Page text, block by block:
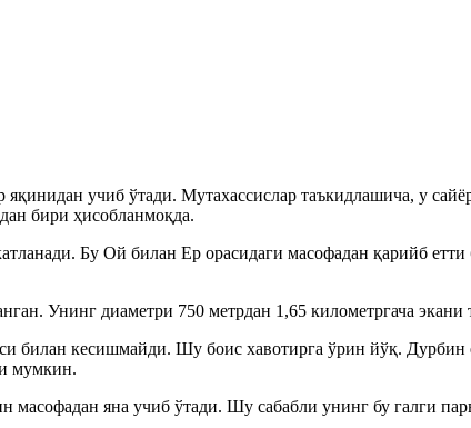
учиб ўтади. Мутахассислар таъкидлашича, у
бири ҳисобланмоқда.
Бу Ой билан Ер орасидаги масофадан қарийб етти
Унинг диаметри 750 метрдан 1,65 километргача
билан кесишмайди. Шу боис хавотирга ўрин йўқ. Дурбин
мумкин.
яна учиб ўтади. Шу сабабли унинг бу галги